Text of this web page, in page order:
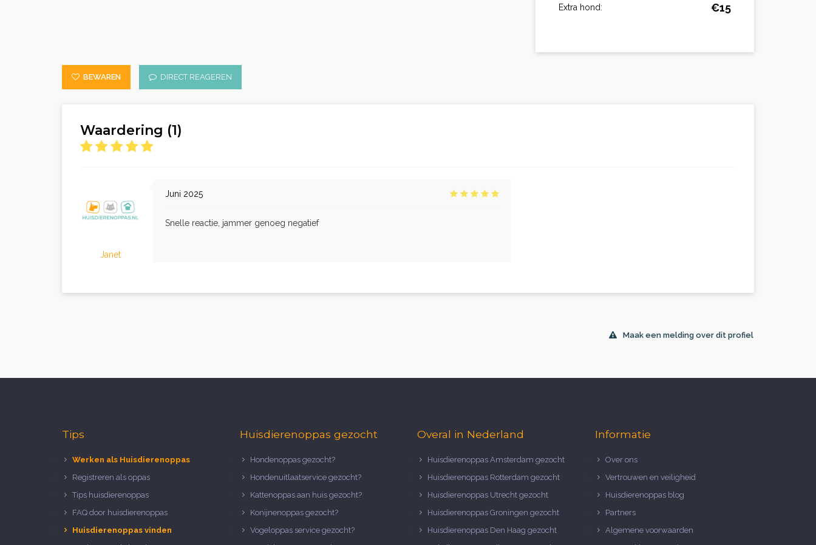
Extra hond: €15
BEWAREN DIRECT REAGEREN
Waardering (1)
Janet
Juni 2025
Snelle reactie, jammer genoeg negatief
Maak een melding over dit profiel
Tips
Werken als Huisdierenoppas
Registreren als oppas
Tips huisdierenoppas
FAQ door huisdierenoppas
Huisdierenoppas vinden
Huisdierenoppas gezocht
Hondenoppas gezocht?
Hondenuitlaatservice gezocht?
Kattenoppas aan huis gezocht?
Konijnenoppas gezocht?
Vogeloppas service gezocht?
Overal in Nederland
Huisdierenoppas Amsterdam gezocht
Huisdierenoppas Rotterdam gezocht
Huisdierenoppas Utrecht gezocht
Huisdierenoppas Groningen gezocht
Huisdierenoppas Den Haag gezocht
Informatie
Over ons
Vertrouwen en veiligheid
Huisdierenoppas blog
Partners
Algemene voorwaarden